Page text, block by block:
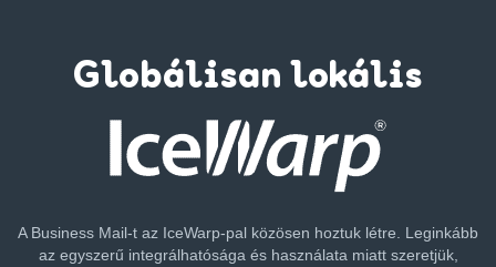
Globálisan lokális
A Business Mail-t az IceWarp-pal közösen hoztuk létre. Leginkább
az egyszerű integrálhatósága és használata miatt szeretjük,